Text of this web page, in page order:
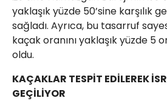
yaklaşık yüzde 50’sine karşılık
sağladı. Ayrıca, bu tasarruf
kaçak oranını yaklaşık yüzde 5
oldu.
KAÇAKLAR TESPİT EDİLEREK
GEÇİLİYOR